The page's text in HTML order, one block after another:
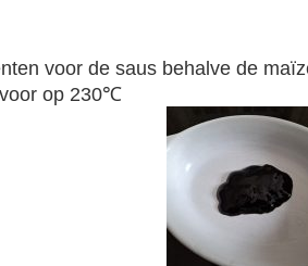
voor de saus behalve de
voor op 230℃